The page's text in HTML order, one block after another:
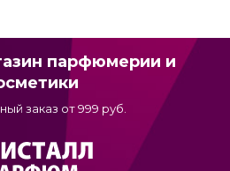
парфюмерии и
заказ от 999 руб.